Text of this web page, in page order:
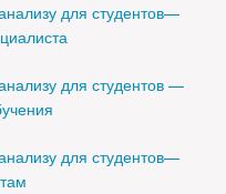
для студентов—
для студентов —
для студентов—